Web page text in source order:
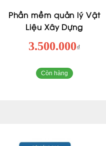
Phần mềm quản lý Vật
Liệu Xây Dựng
3.500.000₫
Còn hàng